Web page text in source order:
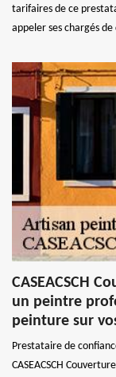
tarifaires de ce
appeler ses chargés
CASEACSCH
un peintre
peinture sur
Prestataire de
CASEACSCH